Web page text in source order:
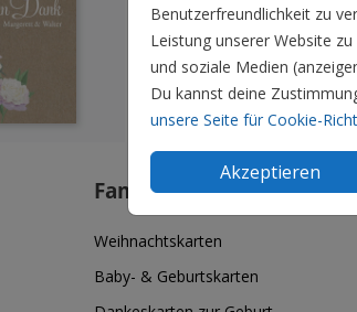
Benutzerfreundlichkeit zu
Leistung unserer Website
und soziale Medien
Du kannst deine
unsere Seite für Cookie-
Akzeptieren
Familie & Feiertage
Weihnachtskarten
Baby- & Geburtskarten